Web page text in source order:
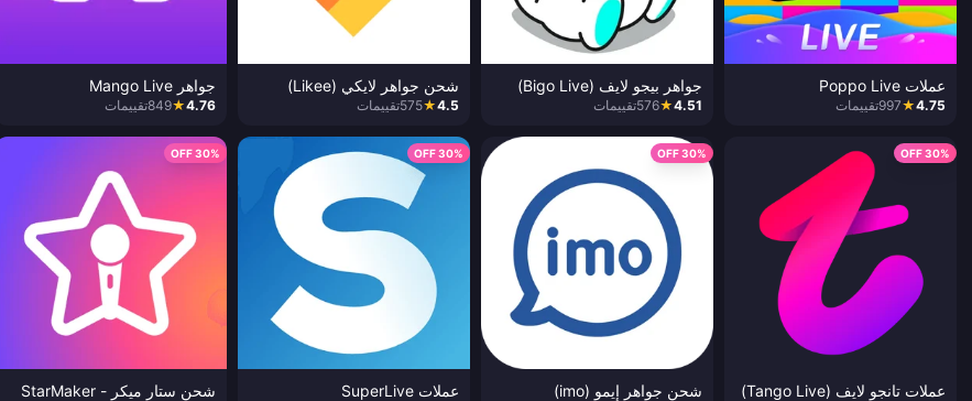
عملات Poppo Live
4.75
★
997تقييمات
جواهر بيجو لايف (Bigo Live)
4.51
★
576تقييمات
شحن جواهر لايكي (Likee)
4.5
★
575تقييمات
جواهر Mango Live
4.76
★
849تقييمات
30% OFF
عملات تانجو لايف (Tango Live)
30% OFF
شحن جواهر إيمو (imo)
30% OFF
عملات SuperLive
30% OFF
شحن ستار ميكر - StarMaker